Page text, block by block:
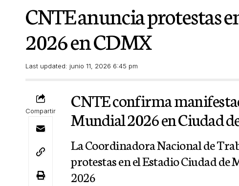
CNTE anuncia protestas
2026 en CDMX
Last updated: junio 11, 2026 6:45 pm
Compartir
CNTE confirma
Mundial 2026 en Ciudad
La Coordinadora Nacional de
protestas en el Estadio Ciudad
2026